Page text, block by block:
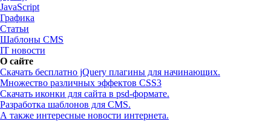
JavaScript
Графика
Статьи
Шаблоны CMS
IT новости
О сайте
Скачать бесплатно jQuery плагины для начинающих.
Множество различных эффектов CSS3
Скачать иконки для сайта в psd-формате.
Разработка шаблонов для CMS.
А также интересные новости интернета.